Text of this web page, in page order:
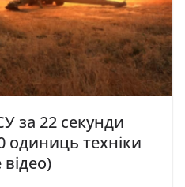
за 22 секунди
техніки